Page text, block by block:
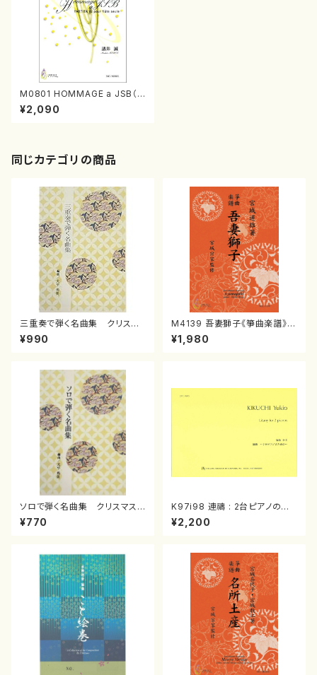
M0801 HOMMAGE a JSB（フ
ルートソロ/諸井誠/楽譜）
¥2,090
同じカテゴリの商品
三重奏で弾く名曲集 クリスマ
スメドレー( 箏2/大平光美 編
曲/楽譜）
¥990
M4139 吾妻獅子《箏曲楽譜》
（箏/宮城道雄著・宮城宗家監修/
箏曲古典楽譜）
¥1,980
ソロで弾く名曲集 クリスマス・
イブ／恋人がサンタクロース(
箏独奏 /大平光美 編曲/楽
¥770
K97i98 連禱 : 2台ピアノのた
めの（2 Pianos / 菊池 幸夫 /
楽譜）
¥2,200